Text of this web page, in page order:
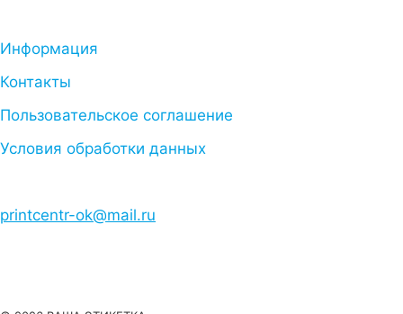
Информация
Контакты
Пользовательское соглашение
Условия обработки данных
printcentr-ok@mail.ru